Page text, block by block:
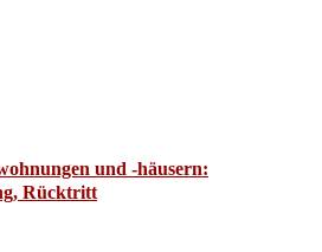
und -häusern:
Rücktritt